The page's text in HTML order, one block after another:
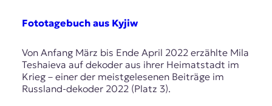
Fototagebuch aus Kyjiw
Von Anfang März bis Ende April 2022 erzählte Mila
Teshaieva auf dekoder aus ihrer Heimatstadt im
Krieg – einer der meistgelesenen Beiträge im
Russland-dekoder 2022 (Platz 3).